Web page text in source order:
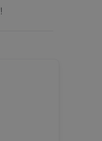
!